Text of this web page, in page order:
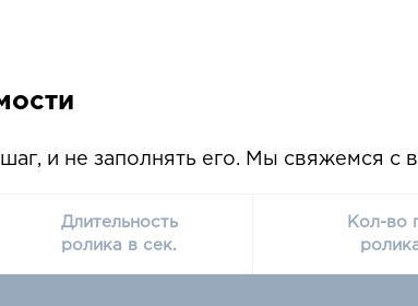
и не заполнять его. Мы свяжемся с
Длительность
ролика в сек.
Кол-во